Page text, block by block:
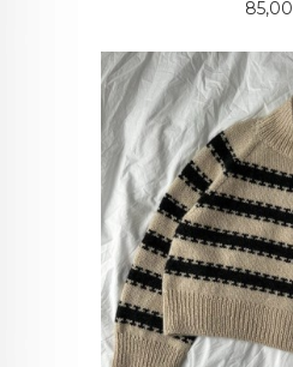
Pris
85,00